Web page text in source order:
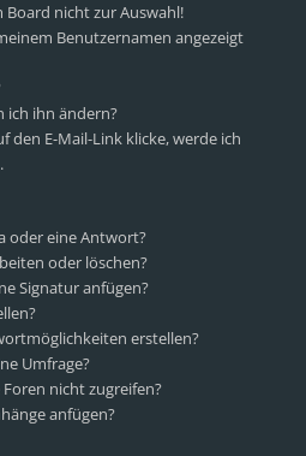
Board nicht zur Auswahl!
Benutzernamen angezeigt
ich ihn ändern?
den E-Mail-Link klicke, werde ich
oder eine Antwort?
oder löschen?
Signatur anfügen?
erstellen?
Umfrage?
nicht zugreifen?
anfügen?